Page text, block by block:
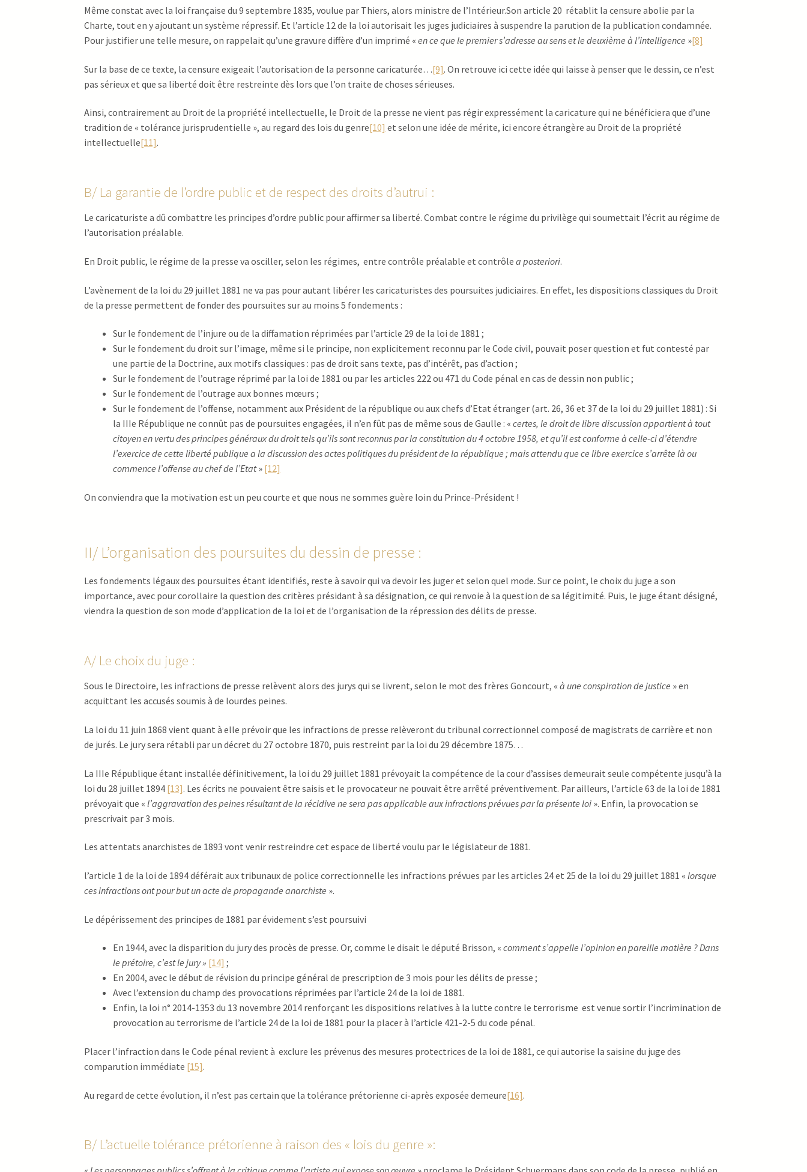
Même constat avec la loi française du 9 septembre 1835, voulue par Thiers, alors ministre de l’Intérieur.Son article 20 rétablit la censure abolie par la
Charte, tout en y ajoutant un système répressif. Et l’article 12 de la loi autorisait les juges judiciaires à suspendre la parution de la publication condamnée.
Pour justifier une telle mesure, on rappelait qu’une gravure diffère d’un imprimé «en ce que le premier s’adresse au sens et le deuxième à l’intelligence »[8]
Sur la base de ce texte, la censure exigeait l’autorisation de la personne caricaturée…[9]. On retrouve ici cette idée qui laisse à penser que le dessin, ce n’est
pas sérieux et que sa liberté doit être restreinte dès lors que l’on traite de choses sérieuses.
Ainsi, contrairement au Droit de la propriété intellectuelle, le Droit de la presse ne vient pas régir expressément la caricature qui ne bénéficiera que d’une
tradition de « tolérance jurisprudentielle », au regard des lois du genre[10] et selon une idée de mérite, ici encore étrangère au Droit de la propriété
intellectuelle[11].
B/ La garantie de l’ordre public et de respect des droits d’autrui :
Le caricaturiste a dû combattre les principes d’ordre public pour affirmer sa liberté. Combat contre le régime du privilège qui soumettait l’écrit au régime de
l’autorisation préalable.
En Droit public, le régime de la presse va osciller, selon les régimes, entre contrôle préalable et contrôlea posteriori.
L’avènement de la loi du 29 juillet 1881 ne va pas pour autant libérer les caricaturistes des poursuites judiciaires. En effet, les dispositions classiques du Droit
de la presse permettent de fonder des poursuites sur au moins 5 fondements :
Sur le fondement de l’injure ou de la diffamation réprimées par l’article 29 de la loi de 1881 ;
Sur le fondement du droit sur l’image, même si le principe, non explicitement reconnu par le Code civil, pouvait poser question et fut contesté par
une partie de la Doctrine, aux motifs classiques : pas de droit sans texte, pas d’intérêt, pas d’action ;
Sur le fondement de l’outrage réprimé par la loi de 1881 ou par les articles 222 ou 471 du Code pénal en cas de dessin non public ;
Sur le fondement de l’outrage aux bonnes mœurs ;
Sur le fondement de l’offense, notamment aux Président de la république ou aux chefs d’Etat étranger (art. 26, 36 et 37 de la loi du 29 juillet 1881) : Si
la IIIe République ne connût pas de poursuites engagées, il n’en fût pas de même sous de Gaulle : «certes, le droit de libre discussion appartient à tout
citoyen en vertu des principes généraux du droit tels qu’ils sont reconnus par la constitution du 4 octobre 1958, et qu’il est conforme à celle-ci d’étendre
l’exercice de cette liberté publique a la discussion des actes politiques du président de la république ; mais attendu que ce libre exercice s’arrête là ou
commence l’offense au chef de l’Etat» [12]
On conviendra que la motivation est un peu courte et que nous ne sommes guère loin du Prince-Président !
II/ L’organisation des poursuites du dessin de presse :
Les fondements légaux des poursuites étant identifiés, reste à savoir qui va devoir les juger et selon quel mode. Sur ce point, le choix du juge a son
importance, avec pour corollaire la question des critères présidant à sa désignation, ce qui renvoie à la question de sa légitimité. Puis, le juge étant désigné,
viendra la question de son mode d’application de la loi et de l’organisation de la répression des délits de presse.
A/ Le choix du juge :
Sous le Directoire, les infractions de presse relèvent alors des jurys qui se livrent, selon le mot des frères Goncourt, «à une conspiration de justice » en
acquittant les accusés soumis à de lourdes peines.
La loi du 11 juin 1868 vient quant à elle prévoir que les infractions de presse relèveront du tribunal correctionnel composé de magistrats de carrière et non
de jurés. Le jury sera rétabli par un décret du 27 octobre 1870, puis restreint par la loi du 29 décembre 1875…
La IIIe République étant installée définitivement, la loi du 29 juillet 1881 prévoyait la compétence de la cour d’assises demeurait seule compétente jusqu’à la
loi du 28 juillet 1894 [13]. Les écrits ne pouvaient être saisis et le provocateur ne pouvait être arrêté préventivement. Par ailleurs, l’article 63 de la loi de 1881
prévoyait que «l’aggravation des peines résultant de la récidive ne sera pas applicable aux infractions prévues par la présente loi ». Enfin, la provocation se
prescrivait par 3 mois.
Les attentats anarchistes de 1893 vont venir restreindre cet espace de liberté voulu par le législateur de 1881.
l’article 1 de la loi de 1894 déférait aux tribunaux de police correctionnelle les infractions prévues par les articles 24 et 25 de la loi du 29 juillet 1881 «lorsque
ces infractions ont pour but un acte de propagande anarchiste ».
Le dépérissement des principes de 1881 par évidement s’est poursuivi
En 1944, avec la disparition du jury des procès de presse. Or, comme le disait le député Brisson, «comment s’appelle l’opinion en pareille matière ? Dans
le prétoire, c’est le jury » [14] ;
En 2004, avec le début de révision du principe général de prescription de 3 mois pour les délits de presse ;
Avec l’extension du champ des provocations réprimées par l’article 24 de la loi de 1881.
Enfin, la loi n° 2014-1353 du 13 novembre 2014 renforçant les dispositions relatives à la lutte contre le terrorisme est venue sortir l’incrimination de
provocation au terrorisme de l’article 24 de la loi de 1881 pour la placer à l’article 421-2-5 du code pénal.
Placer l’infraction dans le Code pénal revient à exclure les prévenus des mesures protectrices de la loi de 1881, ce qui autorise la saisine du juge des
comparution immédiate [15].
Au regard de cette évolution, il n’est pas certain que la tolérance prétorienne ci-après exposée demeure[16].
B/ L’actuelle tolérance prétorienne à raison des « lois du genre »: